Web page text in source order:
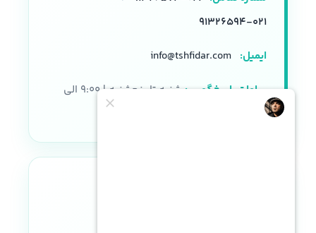
۰۲۱-۹۱۳۲۶۵۹۴
ایمیل: info@tshfidar.com
ساعات پاسخگویی:
شنبه تا پنجشنبه | ۹:۰۰ الی
۱۸:۰۰